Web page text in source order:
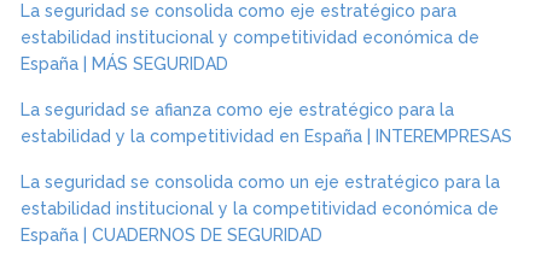
La seguridad se consolida como eje estratégico para
estabilidad institucional y competitividad económica de
España | MÁS SEGURIDAD
La seguridad se afianza como eje estratégico para la
estabilidad y la competitividad en España | INTEREMPRESAS
La seguridad se consolida como un eje estratégico para la
estabilidad institucional y la competitividad económica de
España | CUADERNOS DE SEGURIDAD